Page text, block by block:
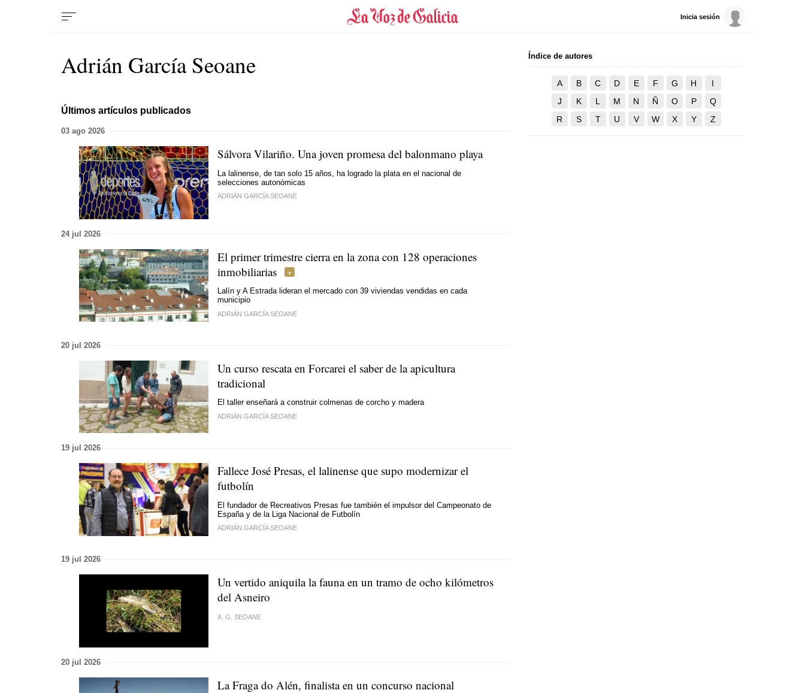
Inicia sesión
Adrián García Seoane
Últimos artículos publicados
03 ago 2026
Sálvora Vilariño. Una joven promesa del balonmano playa
La lalinense, de tan solo 15 años, ha logrado la plata en el nacional de
selecciones autonómicas
ADRIÁN GARCÍA SEOANE
24 jul 2026
El primer trimestre cierra en la zona con 128 operaciones
inmobiliarias
Lalín y A Estrada lideran el mercado con 39 viviendas vendidas en cada
municipio
ADRIÁN GARCÍA SEOANE
20 jul 2026
Un curso rescata en Forcarei el saber de la apicultura
tradicional
El taller enseñará a construir colmenas de corcho y madera
ADRIÁN GARCÍA SEOANE
19 jul 2026
Fallece José Presas, el lalinense que supo modernizar el
futbolín
El fundador de Recreativos Presas fue también el impulsor del Campeonato de
España y de la Liga Nacional de Futbolín
ADRIÁN GARCÍA SEOANE
19 jul 2026
Un vertido aniquila la fauna en un tramo de ocho kilómetros
del Asneiro
A. G. SEOANE
20 jul 2026
La Fraga do Alén, finalista en un concurso nacional
Índice de autores
A B C D E F G H
I
J
K L M N Ñ O P
Q
R
S T U V W X Y Z